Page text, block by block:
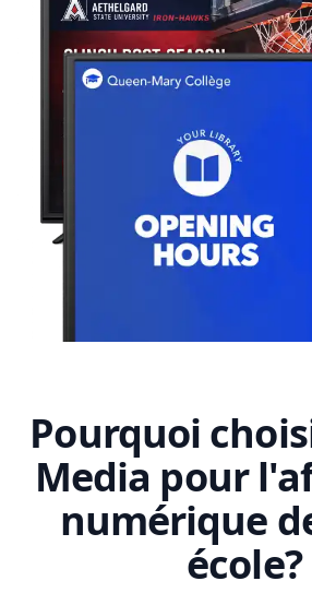
Pourquoi
Media pour
numérique
école?